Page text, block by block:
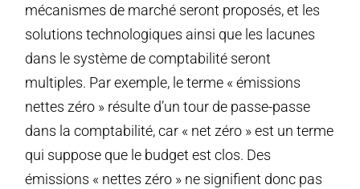
mécanismes de marché seront proposés, et les
solutions technologiques ainsi que les lacunes
dans le système de comptabilité seront
multiples. Par exemple, le terme « émissions
nettes zéro » résulte d’un tour de passe-passe
dans la comptabilité, car « net zéro » est un terme
qui suppose que le budget est clos. Des
émissions « nettes zéro » ne signifient donc pas